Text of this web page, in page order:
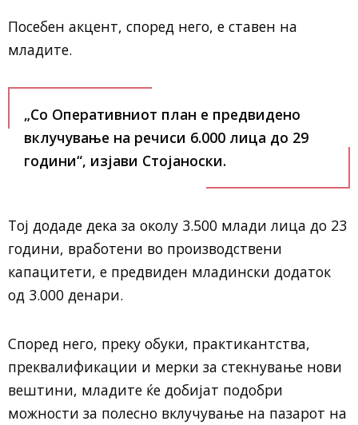
Посебен акцент, според него, е ставен на
младите.
„Со Оперативниот план е предвидено
вклучување на речиси 6.000 лица до 29
години“, изјави Стојаноски.
Тој додаде дека за околу 3.500 млади лица до 23
години, вработени во производствени
капацитети, е предвиден младински додаток
од 3.000 денари.
Според него, преку обуки, практикантства,
преквалификации и мерки за стекнување нови
вештини, младите ќе добијат подобри
можности за полесно вклучување на пазарот на